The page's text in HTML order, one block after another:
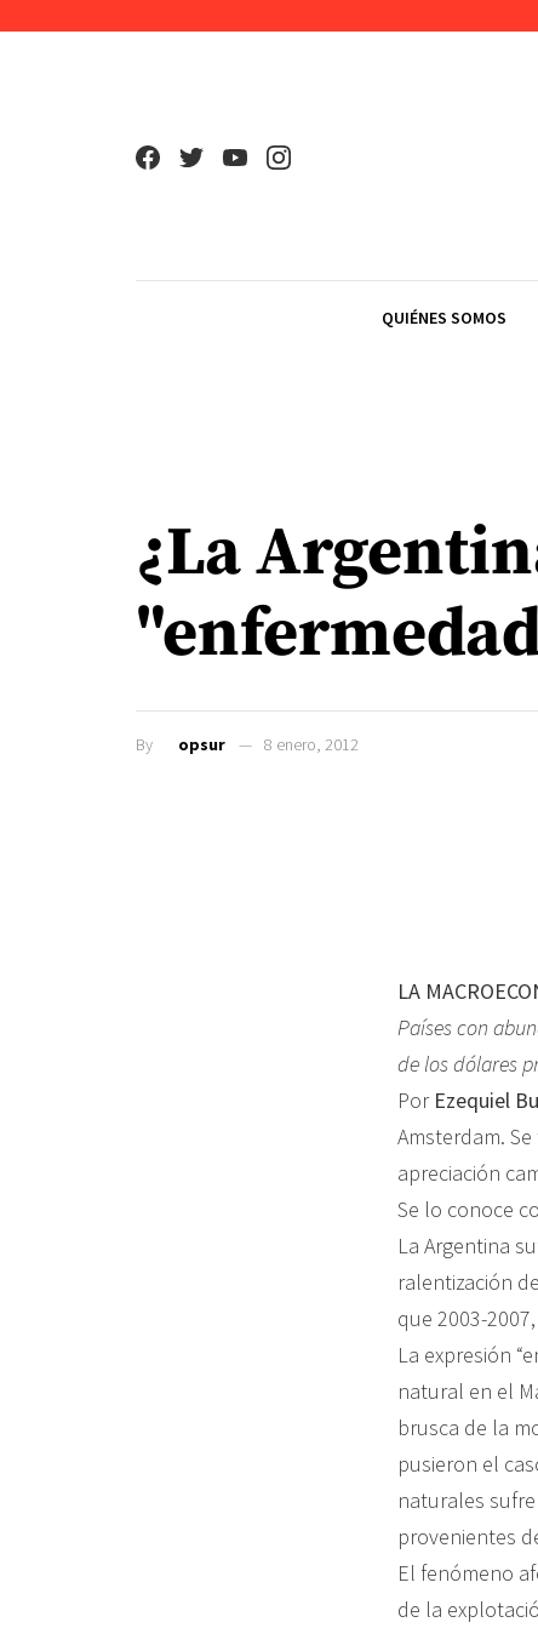
QUIÉNES SOMOS
¿La
By opsur 8 enero, 2012
LA
Países con
de los dólares
PorEzequiel
Amsterdam.
apreciación
Se lo conoce
La Argentina
ralentización
que 2003-
La expresión
natural en el
brusca de la
pusieron el
naturales
provenientes
El fenómeno
de la